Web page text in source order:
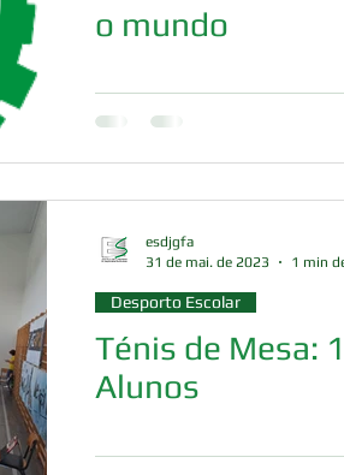
o mundo
Ténis de Mesa:
Alunos
Desporto Escolar
esdjgfa
31 de mai. de 2023
1 min